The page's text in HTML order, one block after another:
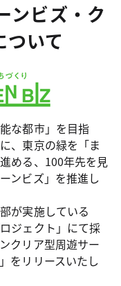
ンビズ・ク
ついて
な都市」を目指
、東京の緑を「ま
める、100年先を見
ンビズ」を推進し
が実施している
ジェクト」にて採
クリア型周遊サー
をリリースいたし